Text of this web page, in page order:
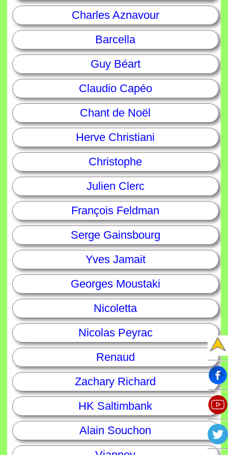
Charles Aznavour
Barcella
Guy Béart
Claudio Capéo
Chant de Noël
Herve Christiani
Christophe
Julien Clerc
François Feldman
Serge Gainsbourg
Yves Jamait
Georges Moustaki
Nicoletta
Nicolas Peyrac
Renaud
Zachary Richard
HK Saltimbank
Alain Souchon